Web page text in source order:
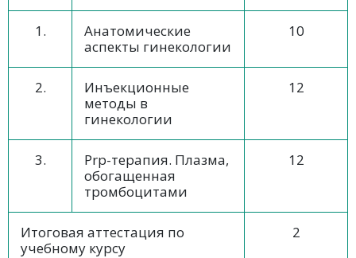
1.
Анатомические
аспекты гинекологии
10
2.
Инъекционные
методы в
гинекологии
12
3.
Рrp-терапия. Плазма,
обогащенная
тромбоцитами
12
Итоговая аттестация по
учебному курсу
2